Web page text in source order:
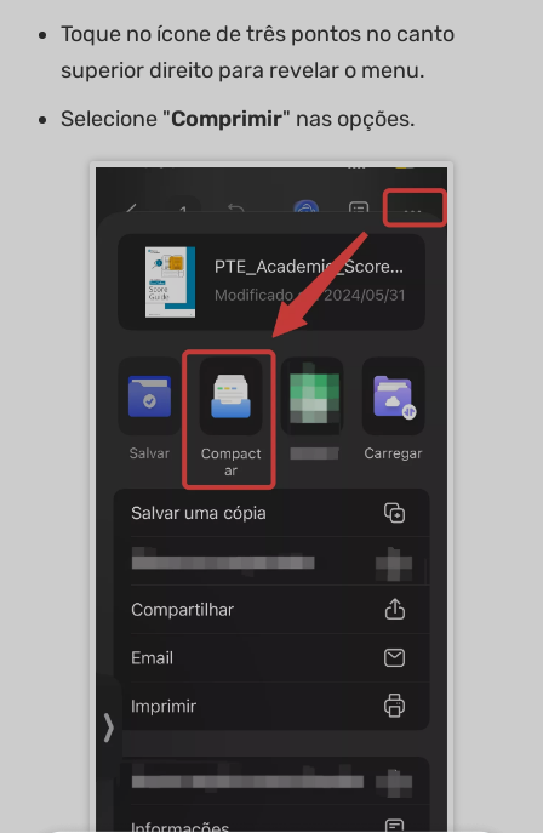
Toque no ícone de três pontos no canto
superior direito para revelar o menu.
Selecione "Comprimir" nas opções.